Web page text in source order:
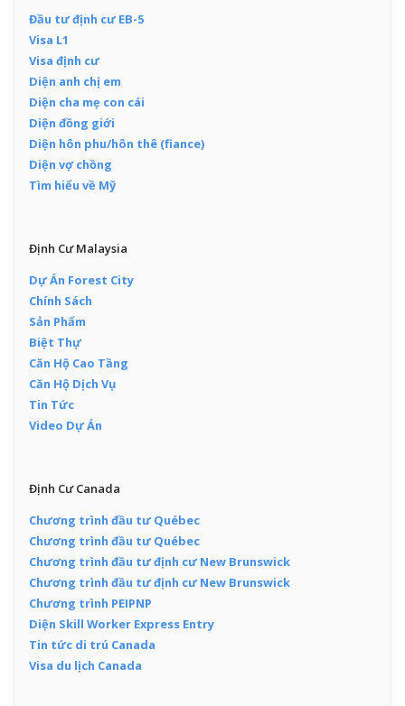
Đầu tư định cư EB-5
Visa L1
Visa định cư
Diện anh chị em
Diện cha mẹ con cái
Diện đồng giới
Diện hôn phu/hôn thê (fiance)
Diện vợ chồng
Tìm hiểu về Mỹ
Định Cư Malaysia
Dự Án Forest City
Chính Sách
Sản Phẩm
Biệt Thự
Căn Hộ Cao Tầng
Căn Hộ Dịch Vụ
Tin Tức
Video Dự Án
Định Cư Canada
Chương trình đầu tư Québec
Chương trình đầu tư Québec
Chương trình đầu tư định cư New Brunswick
Chương trình đầu tư định cư New Brunswick
Chương trình PEIPNP
Diện Skill Worker Express Entry
Tin tức di trú Canada
Visa du lịch Canada